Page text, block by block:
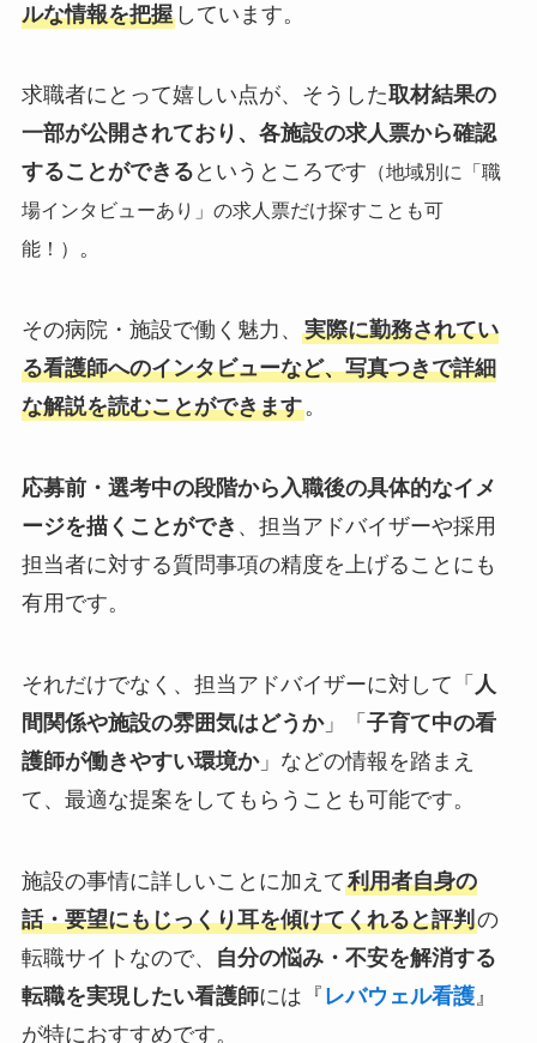
ルな情報を把握しています。
求職者にとって嬉しい点が、そうした取材結果の
一部が公開されており、各施設の求人票から確認
することができる というところです （地域別に「職
場インタビューあり」の求人票だけ探すことも可
能！） 。
その病院・施設で働く魅力、 実際に勤務されてい
る看護師へのインタビューなど、写真つきで詳細
な解説を読むことができます。
応募前・選考中の段階から入職後の具体的なイメ
ージを描くことができ 、担当アドバイザーや採用
担当者に対する質問事項の精度を上げることにも
有用です。
それだけでなく、担当アドバイザーに対して「 人
間関係や施設の雰囲気はどうか」「 子育て中の看
護師が働きやすい環境か」などの情報を踏まえ
て、最適な提案をしてもらうことも可能です。
施設の事情に詳しいことに加えて利用者自身の
話・要望にもじっくり耳を傾けてくれると評判の
転職サイトなので、
自分の悩み・不安を解消する
転職を実現したい看護師には『 レバウェル看護』
が特におすすめです。